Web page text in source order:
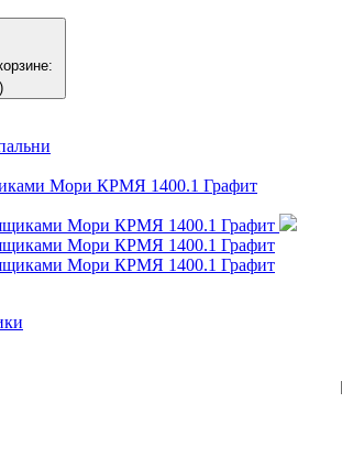
Мори КРМЯ 1400.1 Графит